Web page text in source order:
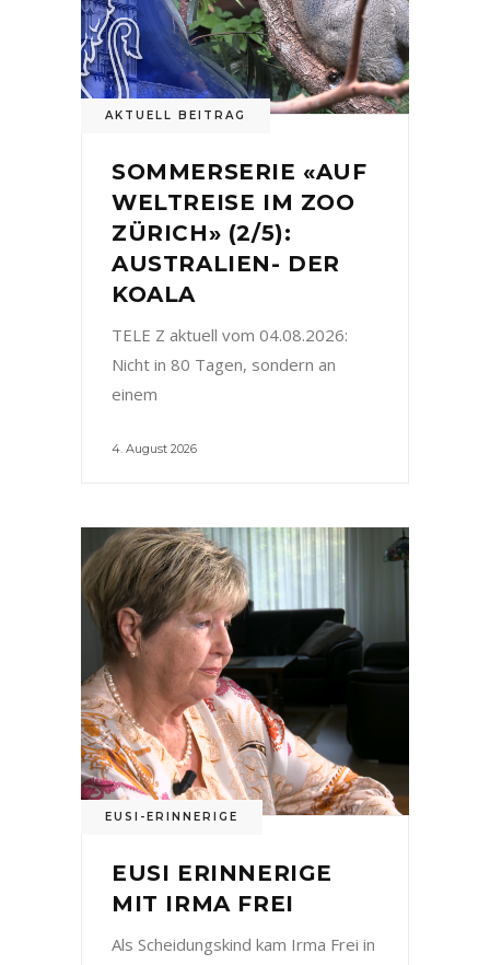
AKTUELL BEITRAG
SOMMERSERIE «AUF
WELTREISE IM ZOO
ZÜRICH» (2/5):
AUSTRALIEN- DER
KOALA
TELE Z aktuell vom 04.08.2026:
Nicht in 80 Tagen, sondern an
einem
4. August 2026
EUSI-ERINNERIGE
EUSI ERINNERIGE
MIT IRMA FREI
Als Scheidungskind kam Irma Frei in